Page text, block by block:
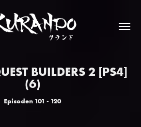
BUILDERS 2 [PS4]
(6)
Episoden 101 - 120